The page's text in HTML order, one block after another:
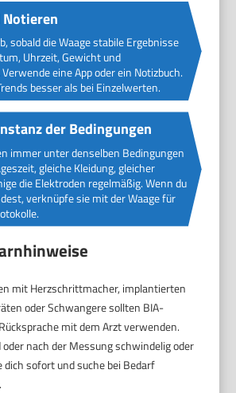
sobald die Waage stabile Ergebnisse
Uhrzeit, Gewicht und
eine App oder ein Notizbuch.
besser als bei Einzelwerten.
der Bedingungen
immer unter denselben Bedingungen
gleiche Kleidung, gleicher
die Elektroden regelmäßig. Wenn du
verknüpfe sie mit der Waage für
mit Herzschrittmacher, implantierten
oder Schwangere sollten BIA-
mit dem Arzt verwenden.
nach der Messung schwindelig oder
sofort und suche bei Bedarf